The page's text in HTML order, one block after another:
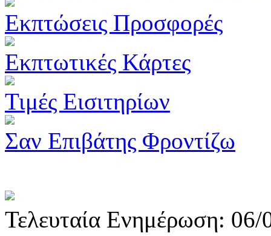
Εκπτώσεις Προσφορές
Εκπτωτικές Κάρτες
Τιμές Εισιτηρίων
Σαν Επιβάτης Φροντίζω
Τελευταία Ενημέρωση: